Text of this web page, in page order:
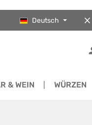
Deutsch
& WEIN WÜRZEN